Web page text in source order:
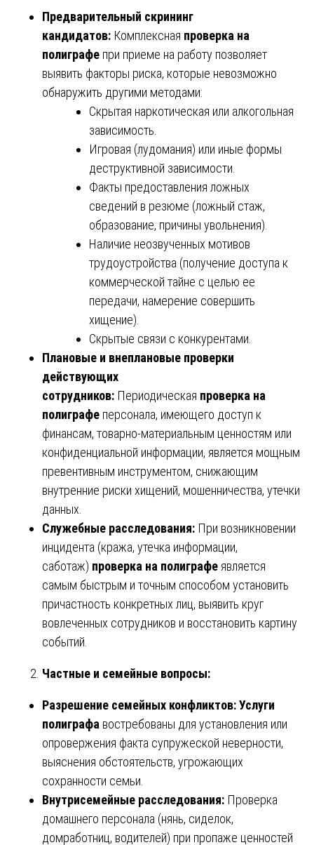
Предварительный скрининг
кандидатов: Комплексная проверка на
полиграфе при приеме на работу позволяет
выявить факторы риска, которые невозможно
обнаружить другими методами:
Скрытая наркотическая или алкогольная
зависимость.
Игровая (лудомания) или иные формы
деструктивной зависимости.
Факты предоставления ложных
сведений в резюме (ложный стаж,
образование, причины увольнения).
Наличие неозвученных мотивов
трудоустройства (получение доступа к
коммерческой тайне с целью ее
передачи, намерение совершить
хищение).
Скрытые связи с конкурентами.
Плановые и внеплановые проверки
действующих
сотрудников: Периодическая проверка на
полиграфе персонала, имеющего доступ к
финансам, товарно-материальным ценностям или
конфиденциальной информации, является мощным
превентивным инструментом, снижающим
внутренние риски хищений, мошенничества, утечки
данных.
Служебные расследования: При возникновении
инцидента (кража, утечка информации,
саботаж) проверка на полиграфе является
самым быстрым и точным способом установить
причастность конкретных лиц, выявить круг
вовлеченных сотрудников и восстановить картину
событий.
Частные и семейные вопросы:
Разрешение семейных конфликтов:Услуги
полиграфа востребованы для установления или
опровержения факта супружеской неверности,
выяснения обстоятельств, угрожающих
сохранности семьи.
Внутрисемейные расследования: Проверка
домашнего персонала (нянь, сиделок,
домработниц, водителей) при пропаже ценностей